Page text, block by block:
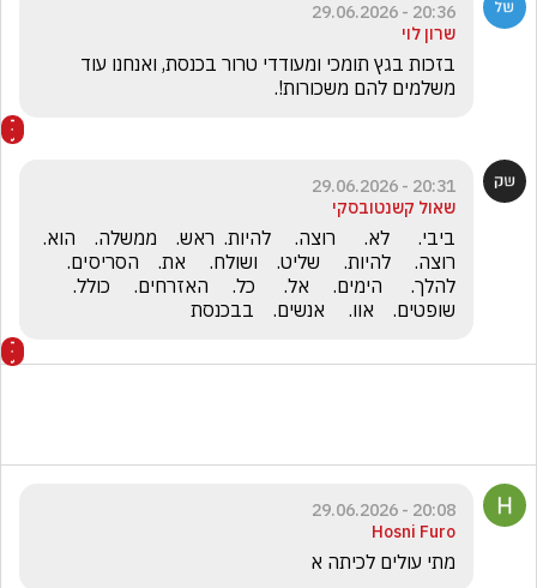
20:36 - 29.06.2026
שרון לוי
משלמים להם משכורות!.
20:31 - 29.06.2026
שאול קשנטובסקי
שופטים.    אוו.     אנשים.    בבכנסת
20:08 - 29.06.2026
Hosni Furo
מתי עולים לכיתה א